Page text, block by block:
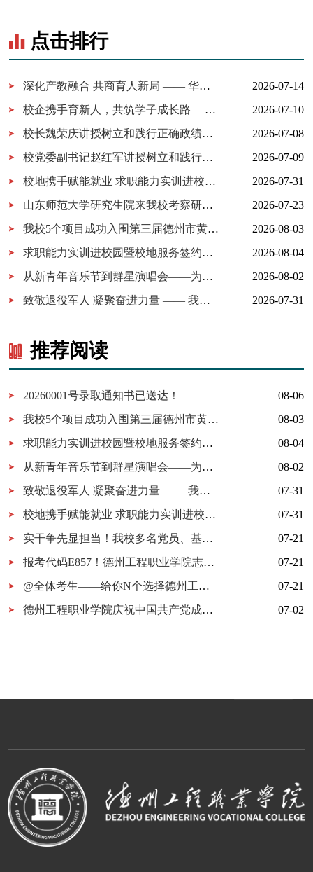
点击排行
深化产教融合 共商育人新局 —— 华为技术有限公司一行来我校考察...
2026-07-14
校企携手育新人，共筑学子成长路 ——百胜中国山东分公司来校交...
2026-07-10
校长魏荣庆讲授树立和践行正确政绩观学习教育专题党课
2026-07-08
校党委副书记赵红军讲授树立和践行正确政绩观学习教育专题党课
2026-07-09
校地携手赋能就业 求职能力实训进校园暨校地服务签约仪式在我校...
2026-07-31
山东师范大学研究生院来我校考察研究生实习实践基地建设
2026-07-23
我校5个项目成功入围第三届德州市黄炎培职业教育创新创业大赛决...
2026-08-03
求职能力实训进校园暨校地服务签约仪式在我校举行
2026-08-04
从新青年音乐节到群星演唱会——为什么又是德工？
2026-08-02
致敬退役军人 凝聚奋进力量 —— 我校开展 “八一建军节” 拥军茶...
2026-07-31
推荐阅读
20260001号录取通知书已送达！
08-06
我校5个项目成功入围第三届德州市黄炎培职业教育创新创业大赛决赛
08-03
求职能力实训进校园暨校地服务签约仪式在我校举行
08-04
从新青年音乐节到群星演唱会——为什么又是德工？
08-02
致敬退役军人 凝聚奋进力量 —— 我校开展 “八一建军节” 拥军茶话会
07-31
校地携手赋能就业 求职能力实训进校园暨校地服务签约仪式在我校顺利举行
07-31
实干争先显担当！我校多名党员、基层党组织获市级表彰！
07-21
报考代码E857！德州工程职业学院志愿填报指南
07-21
@全体考生——给你N个选择德州工程职业学院的理由
07-21
德州工程职业学院庆祝中国共产党成立105周年MV《旗帜》上线！用歌声唱响百年信仰！
07-02